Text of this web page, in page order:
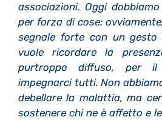
associazioni. Oggi
per forza di cose:
segnale forte con un gesto
vuole ricordare la
purtroppo diffuso, per il
impegnarci tutti. Non
debellare la malattia, ma
sostenere chi ne è affetto e